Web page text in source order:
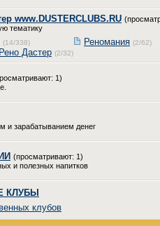
www.DUSTERCLUBS.RU
тематику
(14/338) Реномания (2/62)
Дастер (2/32)
1)
и зарабатыванием денег
(просматривают: 1)
и полезных напитков
КЛУБЫ
клубов